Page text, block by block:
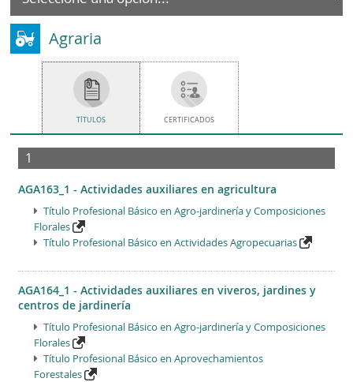
Agraria
TÍTULOS CERTIFICADOS
1
AGA163_1 - Actividades auxiliares en agricultura
Título Profesional Básico en Agro-jardinería y Composiciones
Florales
Título Profesional Básico en Actividades Agropecuarias
AGA164_1 - Actividades auxiliares en viveros, jardines y
centros de jardinería
Título Profesional Básico en Agro-jardinería y Composiciones
Florales
Título Profesional Básico en Aprovechamientos
Forestales